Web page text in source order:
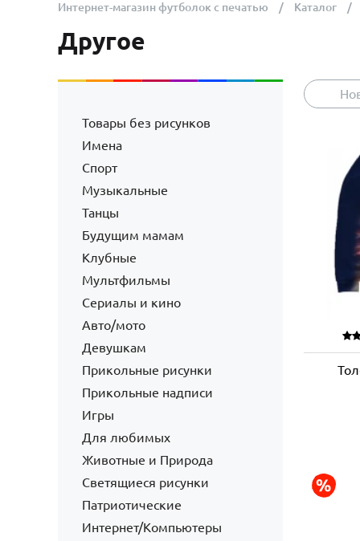
Интернет-магазин футболок с печатью Каталог
Другое
Товары без рисунков
Имена
Спорт
Музыкальные
Танцы
Будущим мамам
Клубные
Мультфильмы
Сериалы и кино
Авто/мото
Девушкам
Прикольные рисунки
Прикольные надписи
Игры
Для любимых
Животные и Природа
Светящиеся рисунки
Патриотические
Интернет/Компьютеры